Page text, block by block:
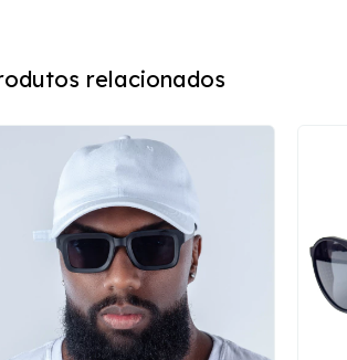
relacionados